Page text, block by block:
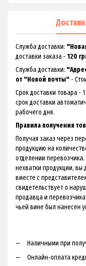
Служба доставки:
доставки заказа - 120
Служба доставки:
от "Новой почты" -
Срок доставки товара -
срок доставки
рабочего дня.
Правила получения
Получая заказ через
продукцию на
отделении
нехватки продукции, вы
вместе с
свидетельствует о
продавца и
чьей вине был нанесен
Наличными при
Онлайн-оплата